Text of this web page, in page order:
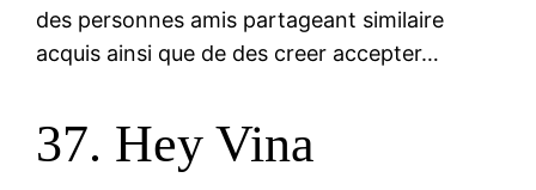
des personnes amis partageant similaire
acquis ainsi que de des creer accepter…
37. Hey Vina